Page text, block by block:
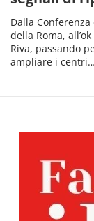
Dalla
della Roma,
Riva, passando
ampliare i centri…